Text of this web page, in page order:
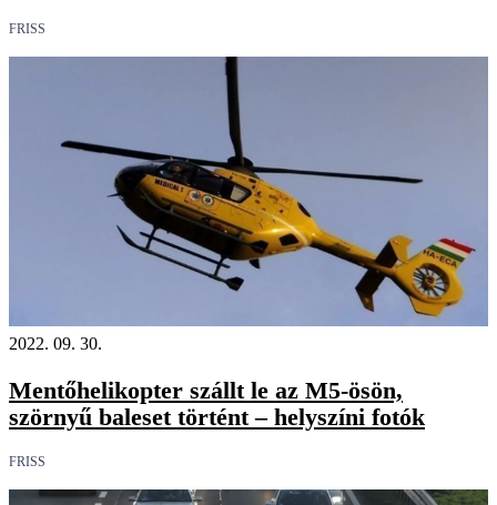
FRISS
2022. 09. 30.
Mentőhelikopter szállt le az M5-ösön,
szörnyű baleset történt – helyszíni fotók
FRISS